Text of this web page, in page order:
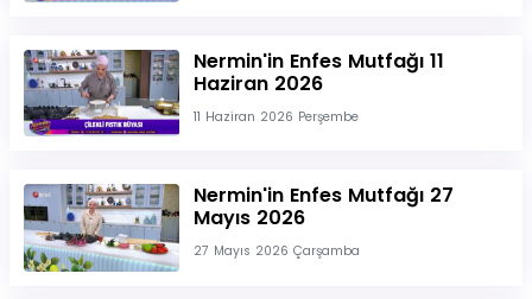
Nermin'in Enfes Mutfağı 11
Haziran 2026
11 Haziran 2026 Perşembe
Nermin'in Enfes Mutfağı 27
Mayıs 2026
27 Mayıs 2026 Çarşamba